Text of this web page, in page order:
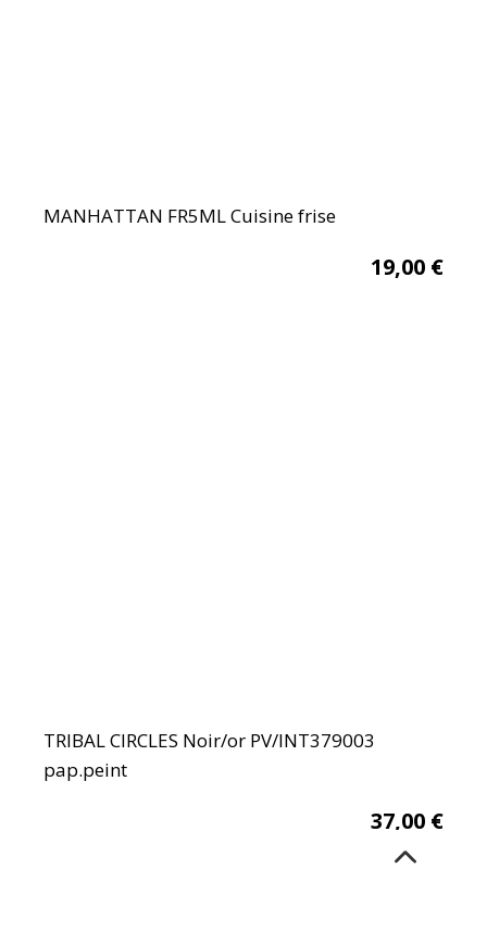
MANHATTAN FR5ML Cuisine frise
19,00 €
TRIBAL CIRCLES Noir/or PV/INT379003
pap.peint
37,00 €